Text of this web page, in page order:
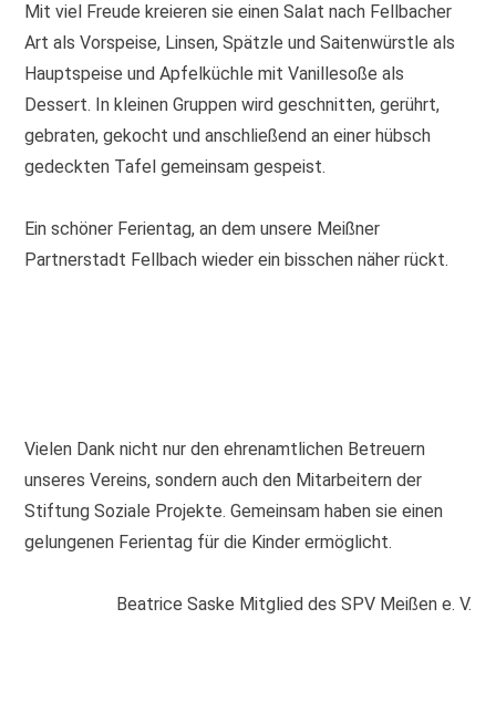
Mit viel Freude kreieren sie einen Salat nach Fellbacher
Art als Vorspeise, Linsen, Spätzle und Saitenwürstle als
Hauptspeise und Apfelküchle mit Vanillesoße als
Dessert. In kleinen Gruppen wird geschnitten, gerührt,
gebraten, gekocht und anschließend an einer hübsch
gedeckten Tafel gemeinsam gespeist.
Ein schöner Ferientag, an dem unsere Meißner
Partnerstadt Fellbach wieder ein bisschen näher rückt.
Vielen Dank nicht nur den ehrenamtlichen Betreuern
unseres Vereins, sondern auch den Mitarbeitern der
Stiftung Soziale Projekte. Gemeinsam haben sie einen
gelungenen Ferientag für die Kinder ermöglicht.
Beatrice Saske Mitglied des SPV Meißen e. V.